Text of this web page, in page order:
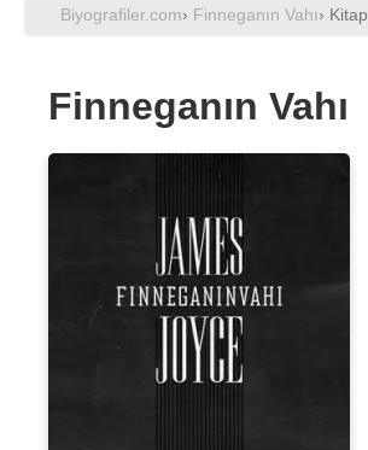
Biyografiler.com› Finneganın Vahı› Kitap
Finneganın Vahı